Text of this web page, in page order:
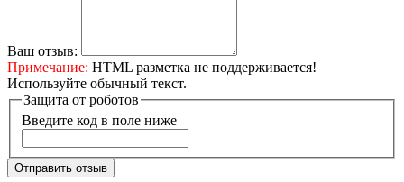
Ваш отзыв:
Примечание: HTML разметка не поддерживается!
Используйте обычный текст.
Защита от роботов
Введите код в поле ниже
Отправить отзыв